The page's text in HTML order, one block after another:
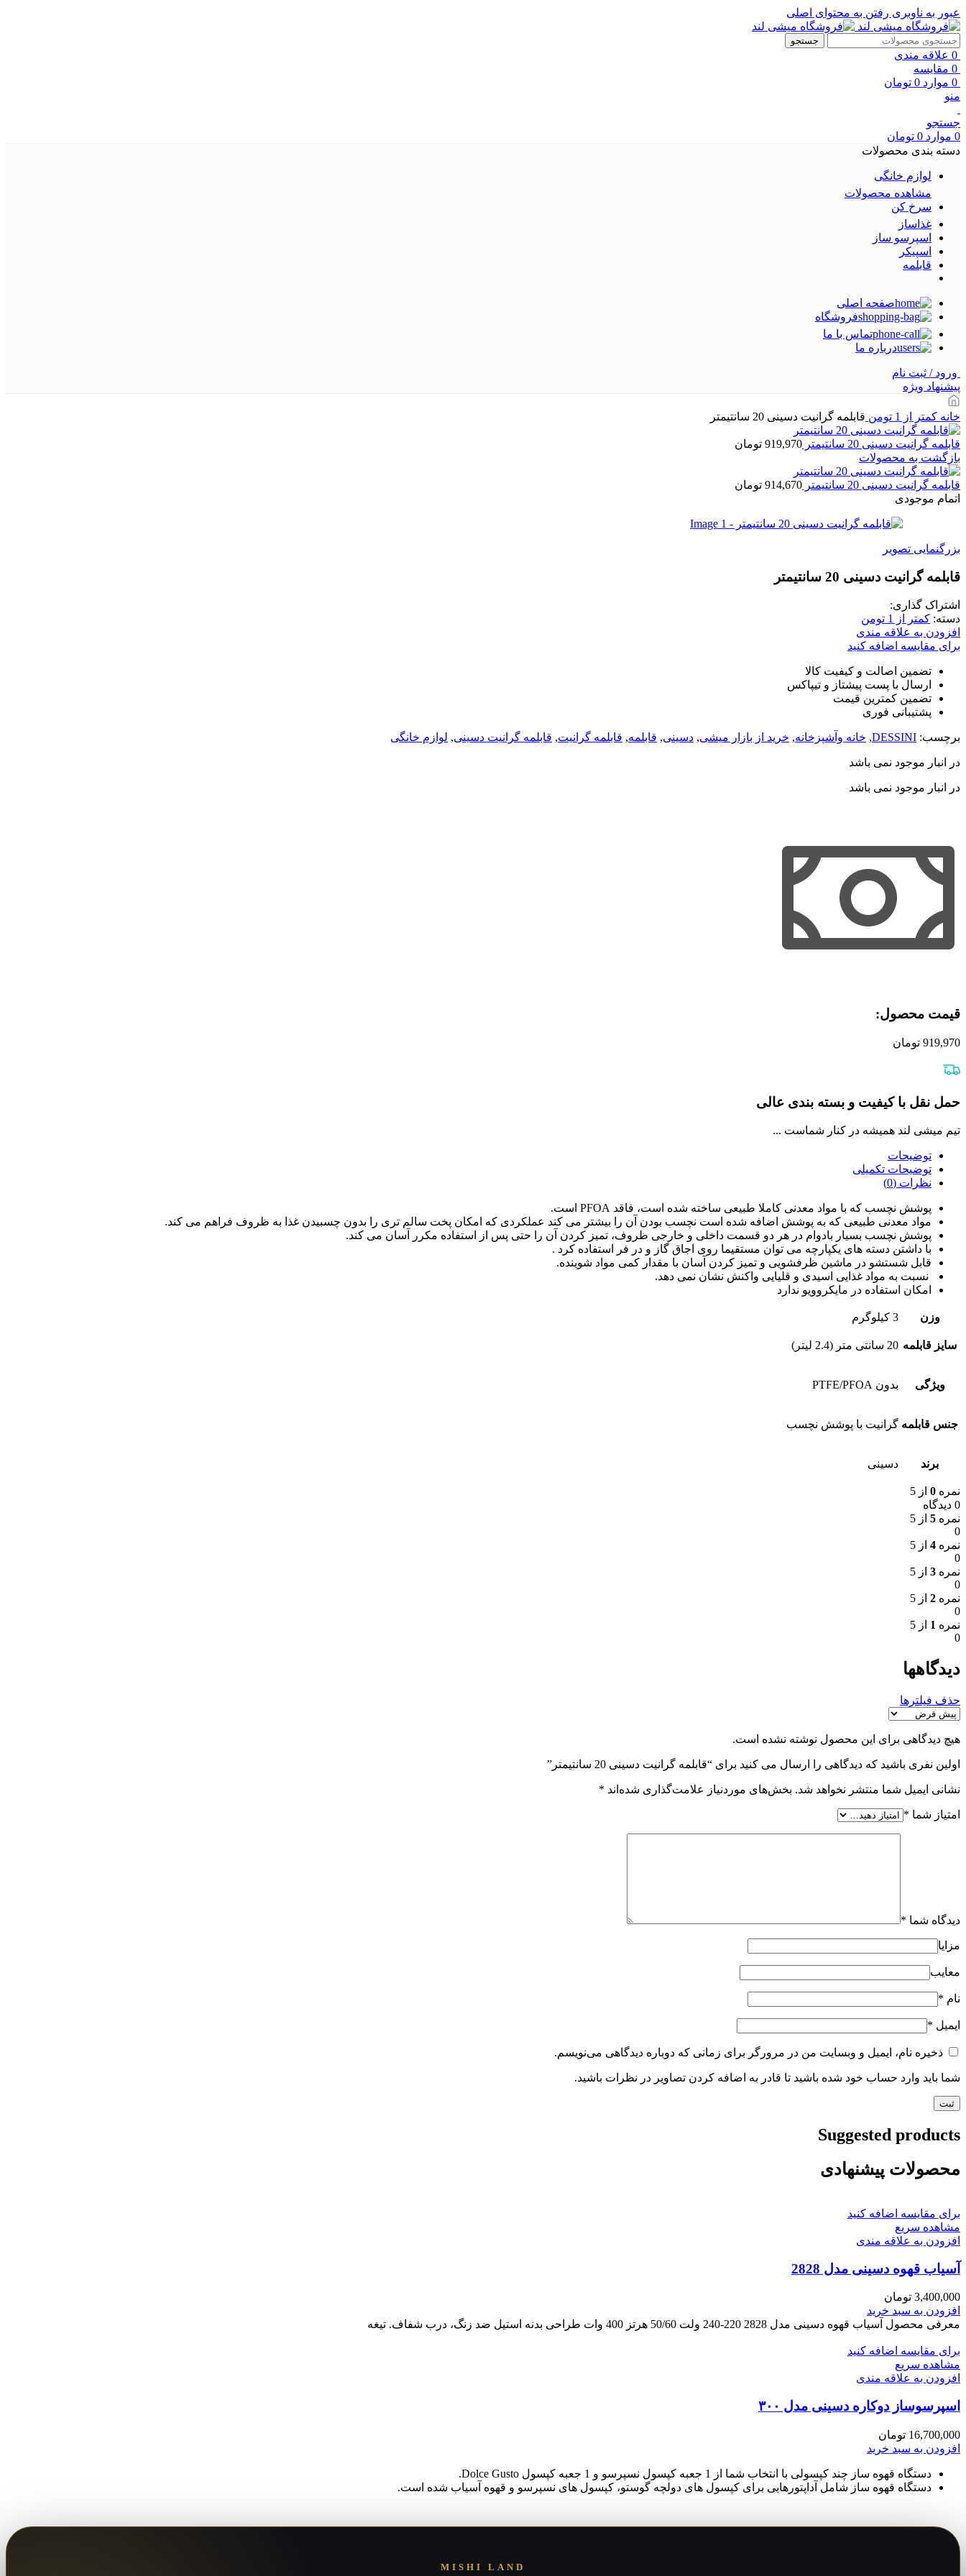
عبور به ناوبری رفتن به محتوای اصلی
جستجو
0 علاقه مندی
0 مقایسه
0 موارد 0 تومان
منو
جستجو
0 موارد 0 تومان
دسته بندی محصولات
لوازم خانگی
مشاهده محصولات
سرخ کن
غذاساز
اسپرسو ساز
اسپیکر
قابلمه
صفحه اصلی
فروشگاه
تماس با ما
درباره ما
ورود / ثبت نام
پیشنهاد ویژه
خانه کمتر از 1 تومن قابلمه گرانیت دسینی 20 سانتیمتر
قابلمه گرانیت دسینی 20 سانتیمتر 919,970 تومان
بازگشت به محصولات
قابلمه گرانیت دسینی 20 سانتیمتر 914,670 تومان
اتمام موجودی
بزرگنمایی تصویر
قابلمه گرانیت دسینی 20 سانتیمتر
اشتراک گذاری:
دسته: کمتر از 1 تومن
افزودن به علاقه مندی
برای مقایسه اضافه کنید
تضمین اصالت و کیفیت کالا
ارسال با پست پیشتاز و تیپاکس
تضمین کمترین قیمت
پشتیبانی فوری
برچسب: DESSINI
, خانه وآشپزخانه, خرید از بازار میشی, دسینی, قابلمه, قابلمه گرانیت, قابلمه گرانیت دسینی, لوازم خانگی
در انبار موجود نمی باشد
در انبار موجود نمی باشد
قیمت محصول:​
919,970 تومان
حمل نقل با کیفیت و بسته بندی عالی
تیم میشی لند همیشه در کنار شماست ...
توضیحات
توضیحات تکمیلی
نظرات (0)
پوشش نچسب که با مواد معدنی کاملا طبیعی ساخته شده است، فاقد PFOA است.
مواد معدنی طبیعی که به پوشش اضافه شده است نچسب بودن آن را بیشتر می کند عملکردی که امکان پخت سالم تری را بدون چسبیدن غذا به ظروف فراهم می کند.
پوشش نچسب بسیار بادوام در هر دو قسمت داخلی و خارجی ظروف، تمیز کردن آن را حتی پس از استفاده مکرر آسان می کند.
با داشتن دسته های یکپارچه می توان مستقیما روی اجاق گاز و در فر استفاده کرد .
قابل شستشو در ماشین ظرفشویی و تمیز کردن آسان با مقدار کمی مواد شوینده.
نسبت به مواد غذایی اسیدی و قلیایی واکنش نشان نمی دهد.
امکان استفاده در مایکروویو ندارد
وزن 3 کیلوگرم
سایز قابلمه 20 سانتی متر (2.4 لیتر)
ویژگی بدون PTFE/PFOA
جنس قابلمه گرانیت با پوشش نچسب
برند دسینی
نمره 0 از 5
0 دیدگاه
نمره 5 از 5
0
نمره 4 از 5
0
نمره 3 از 5
0
نمره 2 از 5
0
نمره 1 از 5
0
دیدگاهها
حذف فیلترها
هیچ دیدگاهی برای این محصول نوشته نشده است.
اولین نفری باشید که دیدگاهی را ارسال می کنید برای “قابلمه گرانیت دسینی 20 سانتیمتر”
نشانی ایمیل شما منتشر نخواهد شد. بخش‌های موردنیاز علامت‌گذاری شده‌اند *
امتیاز شما *
دیدگاه شما *
مزایا
معایب
نام *
ایمیل *
ذخیره نام، ایمیل و وبسایت من در مرورگر برای زمانی که دوباره دیدگاهی می‌نویسم.
شما باید وارد حساب خود شده باشید تا قادر به اضافه کردن تصاویر در نظرات باشید.
Suggested products
محصولات پیشنهادی
برای مقایسه اضافه کنید
مشاهده سریع
افزودن به علاقه مندی
آسیاب قهوه دسینی مدل 2828
3,400,000 تومان
افزودن به سبد خرید
معرفی محصول آسیاب قهوه دسینی مدل 2828 220-240 ولت 50/60 هرتز 400 وات طراحی بدنه استیل ضد زنگ، درب شفاف. تیغه
برای مقایسه اضافه کنید
مشاهده سریع
افزودن به علاقه مندی
اسپرسوساز دوکاره دسینی مدل ۳۰۰
16,700,000 تومان
افزودن به سبد خرید
دستگاه قهوه ساز چند کپسولی با انتخاب شما از 1 جعبه کپسول نسپرسو و 1 جعبه کپسول Dolce Gusto.
دستگاه قهوه ساز شامل آداپتورهایی برای کپسول های دولچه گوستو، کپسول های نسپرسو و قهوه آسیاب شده است.
MISHI LAND